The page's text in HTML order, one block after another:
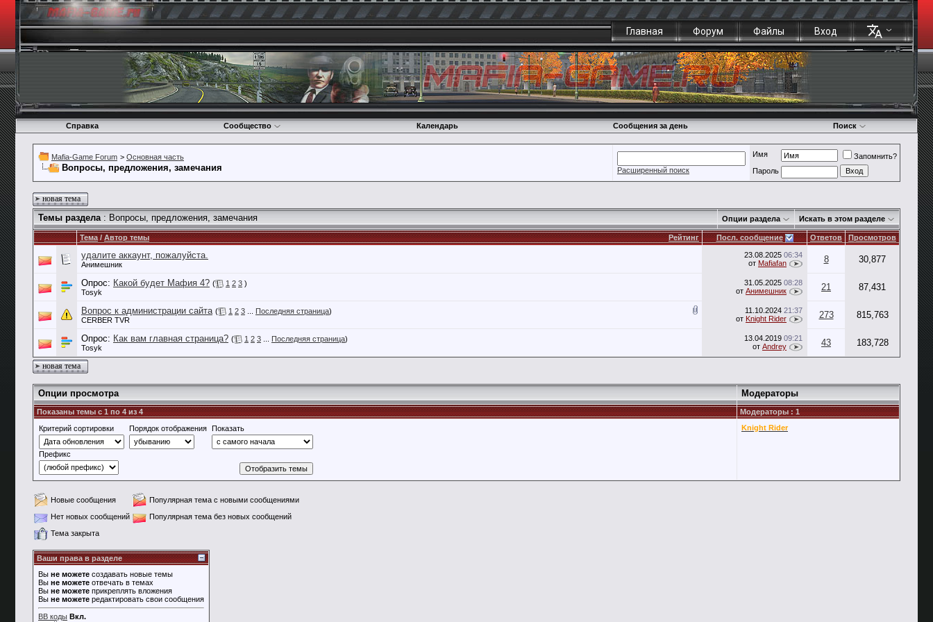
Главная Форум Файлы Вход
Справка Сообщество Календарь Сообщения за день Поиск
Mafia-Game Forum > Основная часть
Вопросы, предложения, замечания Расширенный поиск
Имя
Запомнить?
Пароль
новая тема
Темы раздела: Вопросы, предложения, замечания Опции раздела Искать в этом разделе
Рейтинг
Тема/Автор темы Посл. сообщение Ответов Просмотров
удалите аккаунт, пожалуйста.
Анимешник
23.08.2025 06:34
от Mafiafan 8 30,877
Опрос: Какой будет Мафия 4? ( 1 2 3 )
Tosyk
31.05.2025 08:28
от Анимешник 21 87,431
Вопрос к администрации сайта ( 1 2 3 Последняя страница)
CERBER TVR
11.10.2024 21:37
от Knight Rider 273 815,763
Опрос: Как вам главная страница? ( 1 2 3 Последняя страница)
Tosyk
13.04.2019 09:21
от Andrey 43 183,728
новая тема
Опции просмотра Модераторы
Показаны темы с 1 по 4 из 4
Модераторы : 1
Критерий сортировки
Порядок отображения Показать
Префикс
Knight Rider
Новые сообщения
Популярная тема с новыми сообщениями
Нет новых сообщений
Популярная тема без новых сообщений
Тема закрыта
Ваши права в разделе
Вы не можете создавать новые темы
Вы не можете отвечать в темах
Вы не можете прикреплять вложения
Вы не можете редактировать свои сообщения
BB коды Вкл.